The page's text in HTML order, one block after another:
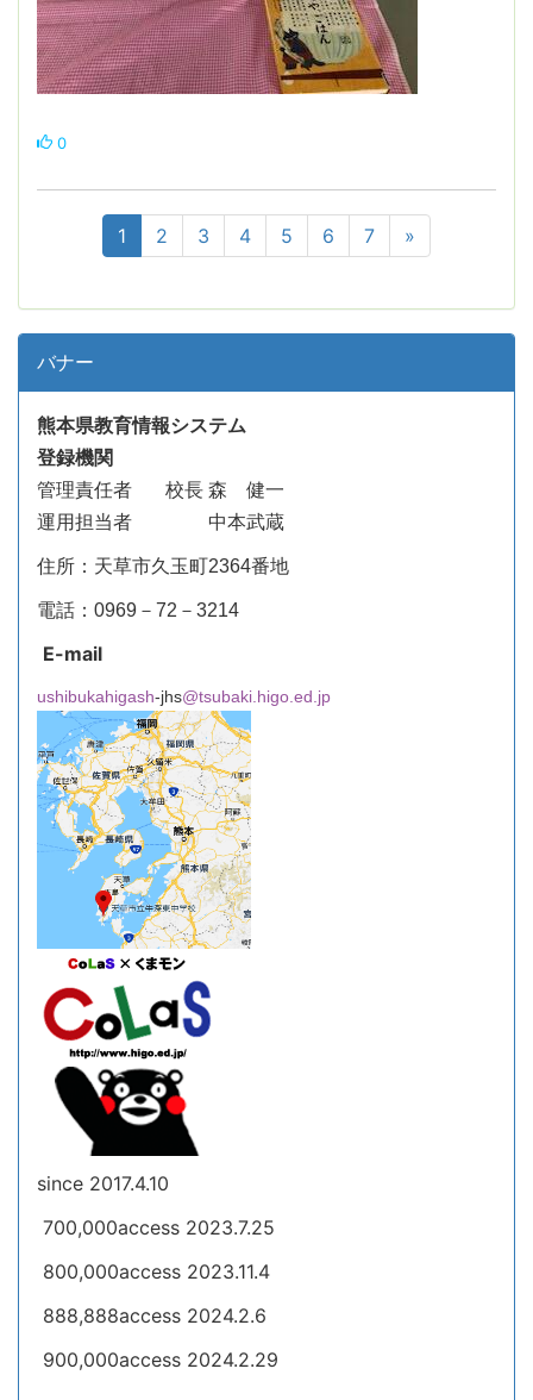
0
1 2 3 4 5 6 7 »
バナー
熊本県教育情報システム
登録機関
管理責任者 校長 森 健一
運用担当者 中本武蔵
住所：天草市久玉町2364番地
電話：0969－72－3214
E-mail
ushibukahigash-jhs@tsubaki.higo.ed.jp
since 2017.4.10
700,000access 2023.7.25
800,000access 2023.11.4
888,888access 2024.2.6
900,000access 2024.2.29